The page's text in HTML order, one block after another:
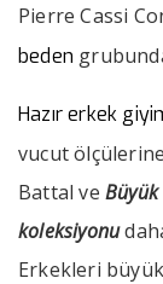
Pierre Cassi
beden
Hazır erkek
vucut
Battal ve
koleksiyonu
Erkekleri